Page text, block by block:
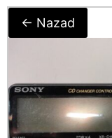
← Nazad